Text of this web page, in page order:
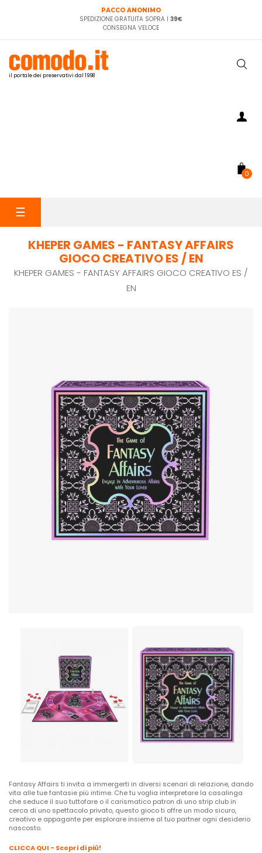
PACCO ANONIMO
SPEDIZIONE GRATUITA SOPRA I 39€
CONSEGNA VELOCE
il portale dei preservativi dal 1998
0
navigazione
☰
KHEPER GAMES - FANTASY AFFAIRS
GIOCO CREATIVO ES / EN
KHEPER GAMES - FANTASY AFFAIRS GIOCO CREATIVO ES /
EN
Fantasy Affairs ti invita a immergerti in diversi scenari di relazione, dando
vita alle tue fantasie più intime. Che tu voglia interpretare la casalinga
che seduce il suo tuttofare o il carismatico patron di uno strip club in
cerca di uno spettacolo privato, questo gioco ti offre un modo sicuro,
creativo e appagante per esplorare insieme al tuo partner ogni desiderio
nascosto.
CLICCA QUI - Scopri di più!